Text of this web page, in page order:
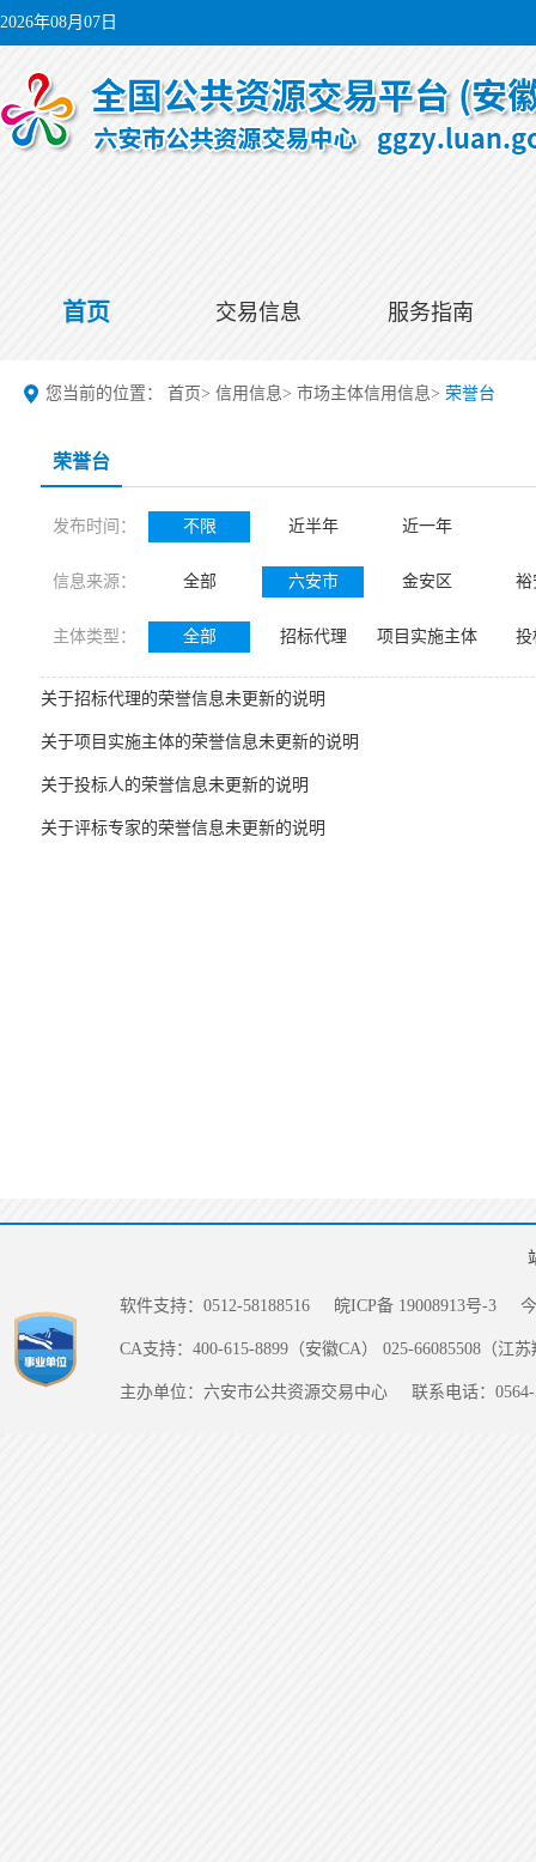
2026年08月07日
首页 交易信息 服务指南
您当前的位置： 首页> 信用信息> 市场主体信用信息> 荣誉台
荣誉台
发布时间： 不限 近半年 近一年
信息来源： 全部 六安市 金安区 裕
主体类型： 全部 招标代理 项目实施主体 投
关于招标代理的荣誉信息未更新的说明
关于项目实施主体的荣誉信息未更新的说明
关于投标人的荣誉信息未更新的说明
关于评标专家的荣誉信息未更新的说明
软件支持：0512-58188516 皖ICP备 19008913号-3
CA支持：400-615-8899（安徽CA） 025-66085508（江
主办单位：六安市公共资源交易中心 联系电话：0564-